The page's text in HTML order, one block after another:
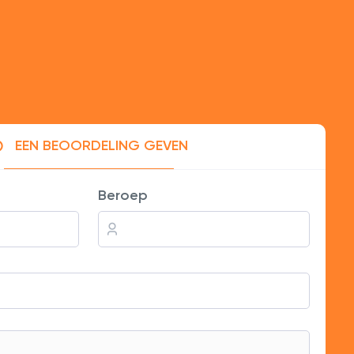
is aan de hoge kant.
EEN BEOORDELING GEVEN
Beroep